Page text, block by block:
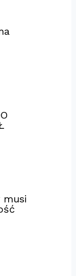
musi